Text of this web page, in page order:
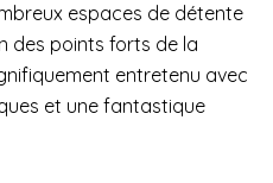
espaces de détente
des points forts de la
entretenu avec
et une fantastique